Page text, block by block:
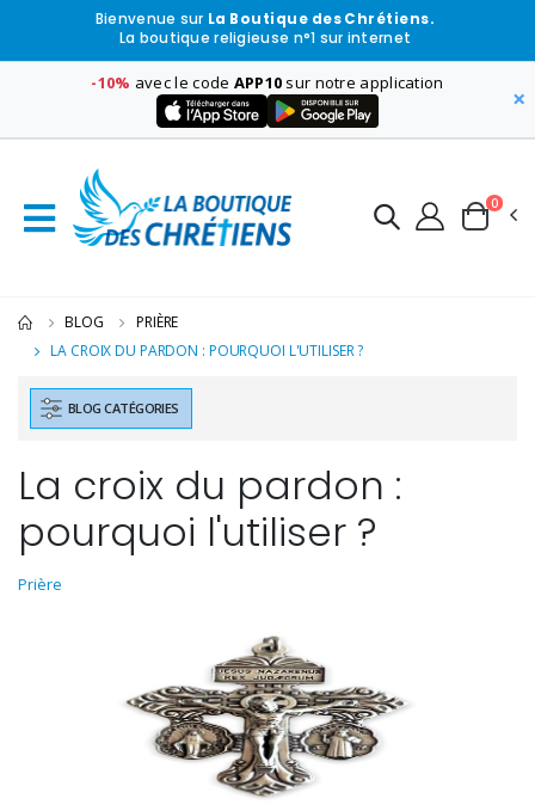
Bienvenue sur La Boutique des Chrétiens.
La boutique religieuse n°1 sur internet
-10% avec le code APP10 sur notre application
×
0
BLOG
PRIÈRE
LA CROIX DU PARDON : POURQUOI L'UTILISER ?
BLOG CATÉGORIES
La croix du pardon :
pourquoi l'utiliser ?
Prière